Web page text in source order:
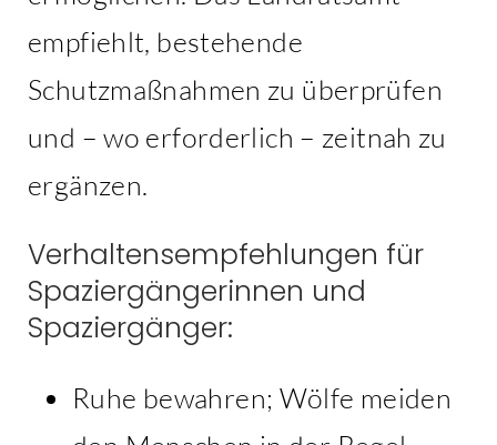
empfiehlt, bestehende
Schutzmaßnahmen zu überprüfen
und – wo erforderlich – zeitnah zu
ergänzen.
Verhaltensempfehlungen für
Spaziergängerinnen und
Spaziergänger:
Ruhe bewahren; Wölfe meiden